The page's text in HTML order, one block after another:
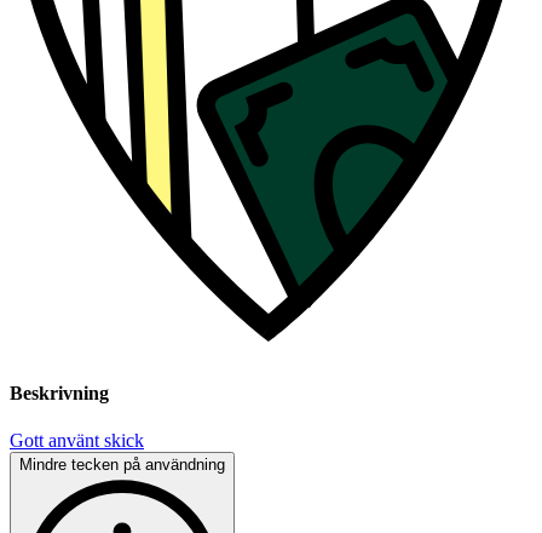
Beskrivning
Gott använt skick
Mindre tecken på användning